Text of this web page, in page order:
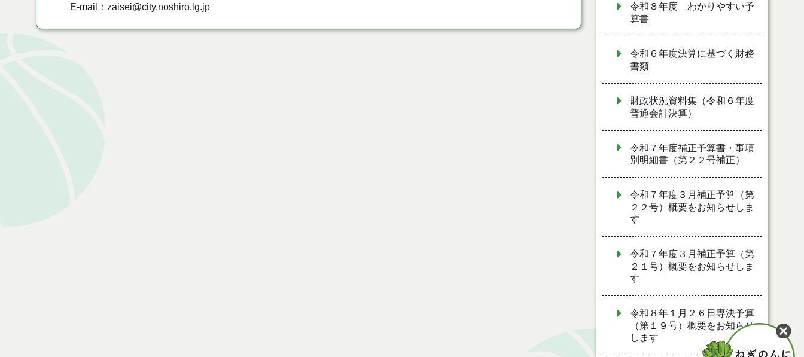
E-mail：zaisei@city.noshiro.lg.jp
令和８年度 わかりやすい予
算書
令和６年度決算に基づく財務
書類
財政状況資料集（令和６年度
普通会計決算）
令和７年度補正予算書・事項
別明細書（第２２号補正）
令和７年度３月補正予算（第
２２号）概要をお知らせしま
す
令和７年度３月補正予算（第
２１号）概要をお知らせしま
す
令和８年１月２６日専決予算
（第１９号）概要をお知らせ
します